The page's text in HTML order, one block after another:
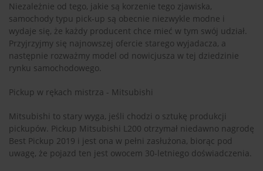
Niezależnie od tego, jakie są korzenie tego zjawiska,
samochody typu pick-up są obecnie niezwykle modne i
wydaje się, że każdy producent chce mieć w tym swój udział.
Przyjrzyjmy się najnowszej ofercie starego wyjadacza, a
następnie rozważmy model od nowicjusza w tej dziedzinie
rynku samochodowego.
Pickup w rękach mistrza - Mitsubishi
Mitsubishi to stary wyga, jeśli chodzi o sztukę produkcji
pickupów. Pickup Mitsubishi L200 otrzymał niedawno nagrodę
Best Pickup 2019 i jest ona w pełni zasłużona, biorąc pod
uwagę, że pojazd ten jest owocem 30-letniego doświadczenia.